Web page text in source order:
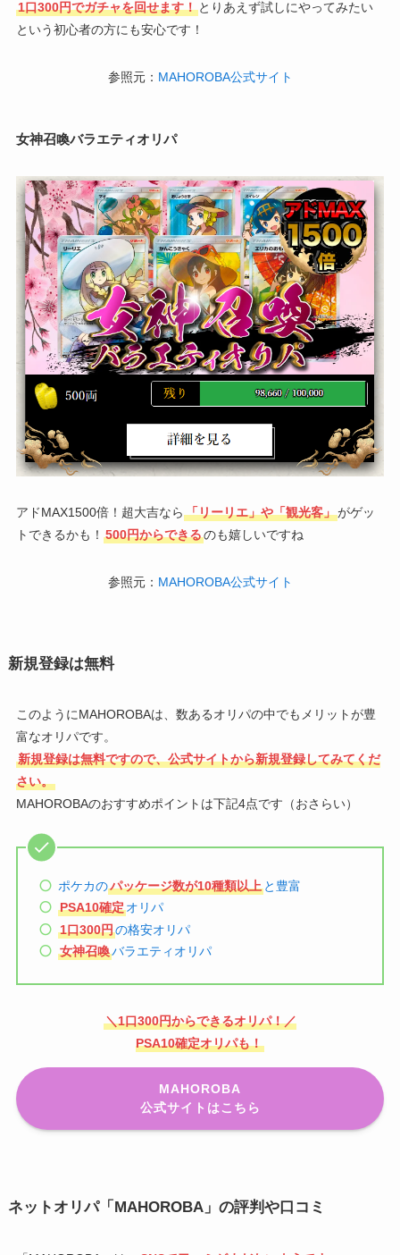
1口300円でガチャを回せます！とりあえず試しにやってみたい
という初心者の方にも安心です！
参照元： MAHOROBA公式サイト
女神召喚バラエティオリパ
アドMAX1500倍！超大吉なら 「リーリエ」や「観光客」がゲッ
トできるかも！ 500円からできるのも嬉しいですね
参照元： MAHOROBA公式サイト
新規登録は無料
このようにMAHOROBAは、数あるオリパの中でもメリットが豊
富なオリパです。
新規登録は無料ですので、公式サイトから新規登録してみてくだ
さい。
MAHOROBAのおすすめポイントは下記4点です（おさらい）
ポケカのパッケージ数が10種類以上 と豊富
PSA10確定オリパ
1口300円の格安オリパ
女神召喚バラエティオリパ
＼1口300円からできるオリパ！／
PSA10確定オリパも！
MAHOROBA
公式サイトはこちら
ネットオリパ「MAHOROBA」の評判や口コミ